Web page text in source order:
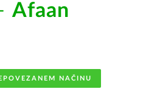
Afaan
NAČINU